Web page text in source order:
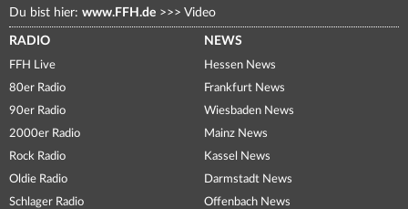
Du bist hier: www.FFH.de >>> Video
RADIO
FFH Live
80er Radio
90er Radio
2000er Radio
Rock Radio
Oldie Radio
Schlager Radio
NEWS
Hessen News
Frankfurt News
Wiesbaden News
Mainz News
Kassel News
Darmstadt News
Offenbach News